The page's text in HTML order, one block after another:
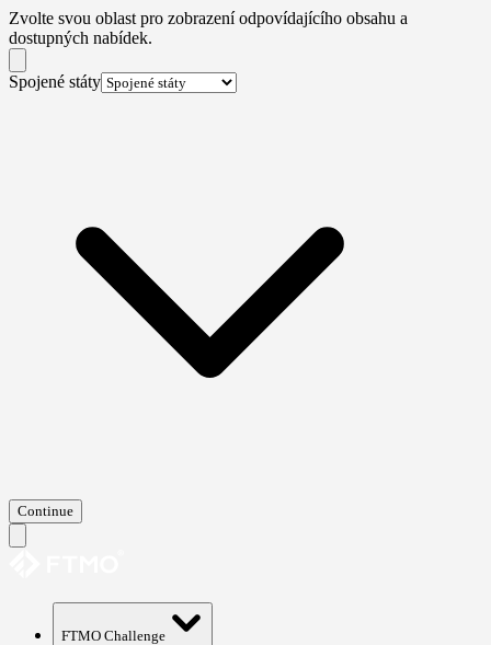
Zvolte svou oblast pro zobrazení odpovídajícího obsahu a
dostupných nabídek.
Spojené státy
Continue
FTMO Challenge